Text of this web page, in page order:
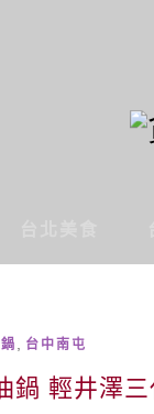
台中南屯
鍋 輕井澤